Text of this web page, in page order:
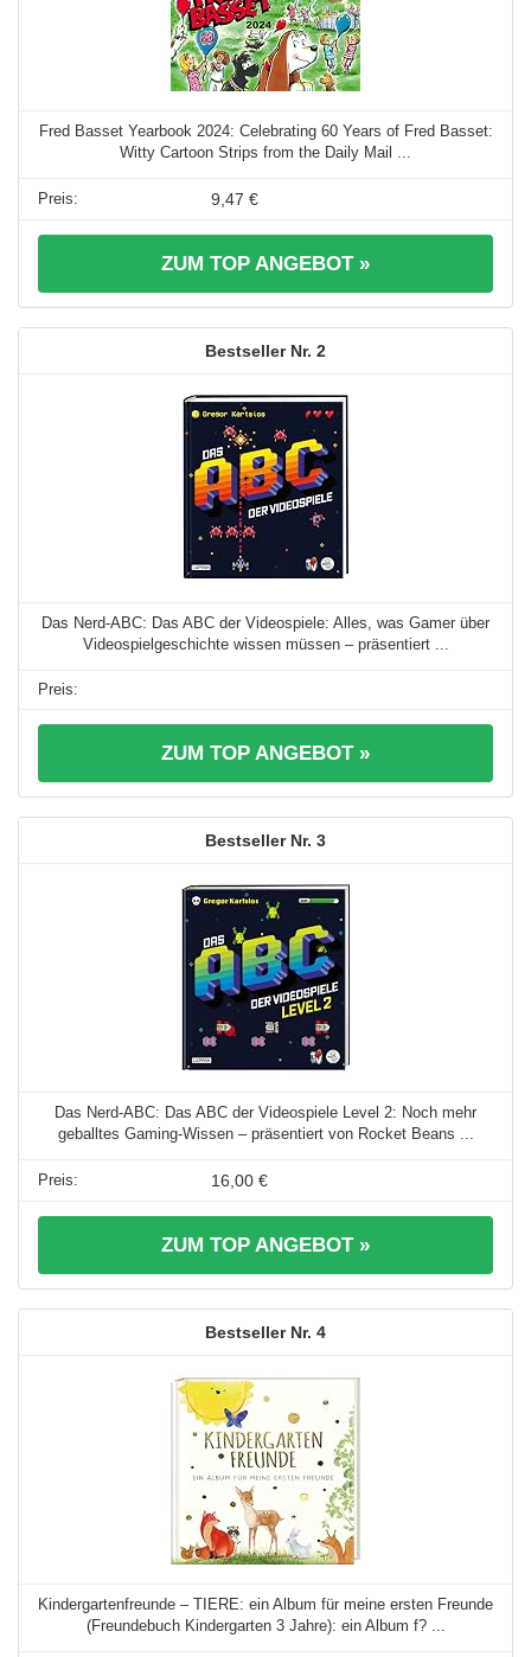
Fred Basset Yearbook 2024: Celebrating 60 Years of Fred Basset:
Witty Cartoon Strips from the Daily Mail ...
9,47 €
ZUM TOP ANGEBOT »
2
Das Nerd-ABC: Das ABC der Videospiele: Alles, was Gamer über
Videospielgeschichte wissen müssen – präsentiert ...
ZUM TOP ANGEBOT »
3
Das Nerd-ABC: Das ABC der Videospiele Level 2: Noch mehr
geballtes Gaming-Wissen – präsentiert von Rocket Beans ...
16,00 €
ZUM TOP ANGEBOT »
4
Kindergartenfreunde – TIERE: ein Album für meine ersten Freunde
(Freundebuch Kindergarten 3 Jahre): ein Album f? ...